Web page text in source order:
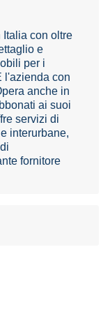
Italia con oltre
e
per i
l'azienda con
anche in
ai suoi
servizi di
interurbane,
fornitore